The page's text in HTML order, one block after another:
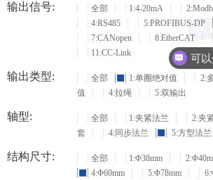
输出信号: 全部 1:4-20mA
4:RS485
5:PROFIBUS-DP
7:CANopen
8:EtherCAT
11:CC-Link
输出类型: 全部 1:单圈绝对值 2:
值
4:拉绳 5:双输出
轴型: 全部 1:夹紧法兰 2:夹
套
4:同步法兰 5:方型法兰
结构尺寸: 全部 1:Φ38mm
4:Φ60mm
5:Φ78mm